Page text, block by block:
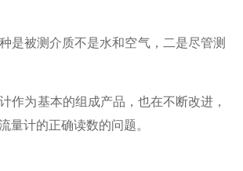
是被测介质不是水和空气，二是尽管测
为基本的组成产品，也在不断改进，
量计的正确读数的问题。